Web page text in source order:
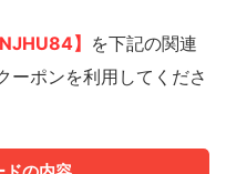
】 を下記の関連
ーポンを利用してくださ